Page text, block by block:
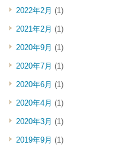
2022年2月 (1)
2021年2月 (1)
2020年9月 (1)
2020年7月 (1)
2020年6月 (1)
2020年4月 (1)
2020年3月 (1)
2019年9月 (1)